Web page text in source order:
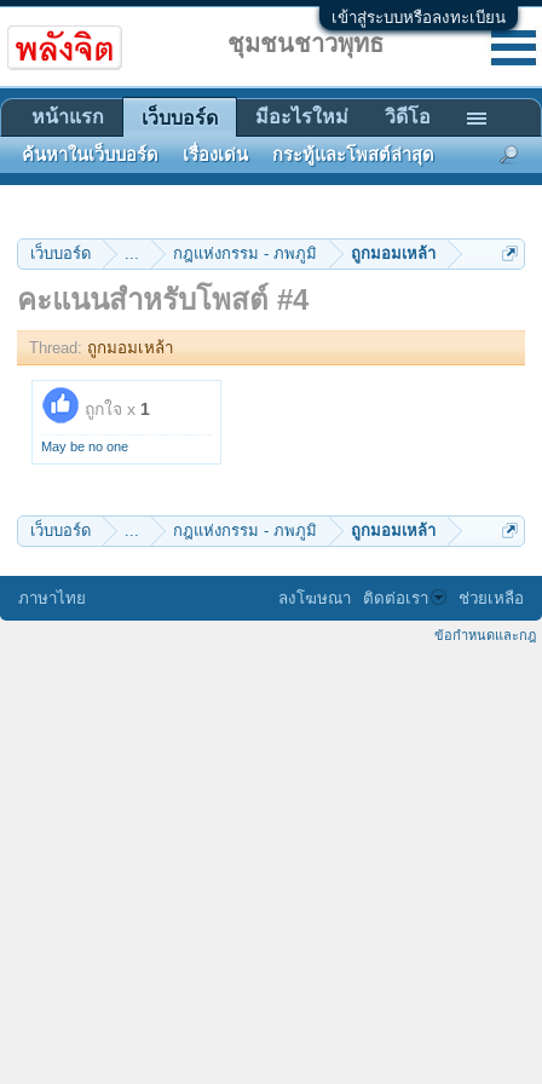
เข้าสู่ระบบหรือลงทะเบียน
เว็บบอร์ด ... กฎแห่งกรรม - ภพภูมิ ถูกมอมเหล้า
คะแนนสำหรับโพสต์ #4
Thread: ถูกมอมเหล้า
ถูกใจ x 1
May be no one
เว็บบอร์ด ... กฎแห่งกรรม - ภพภูมิ ถูกมอมเหล้า
ชุมชนชาวพุทธ
หน้าแรก เว็บบอร์ด
ค้นหาในเว็บบอร์ด เรื่องเด่น กระทู้และโพสต์ล่าสุด
มีอะไรใหม่ วิดีโอ
ภาษาไทย ลงโฆษณา ติดต่อเรา ช่วยเหลือ
ข้อกำหนดและกฎ